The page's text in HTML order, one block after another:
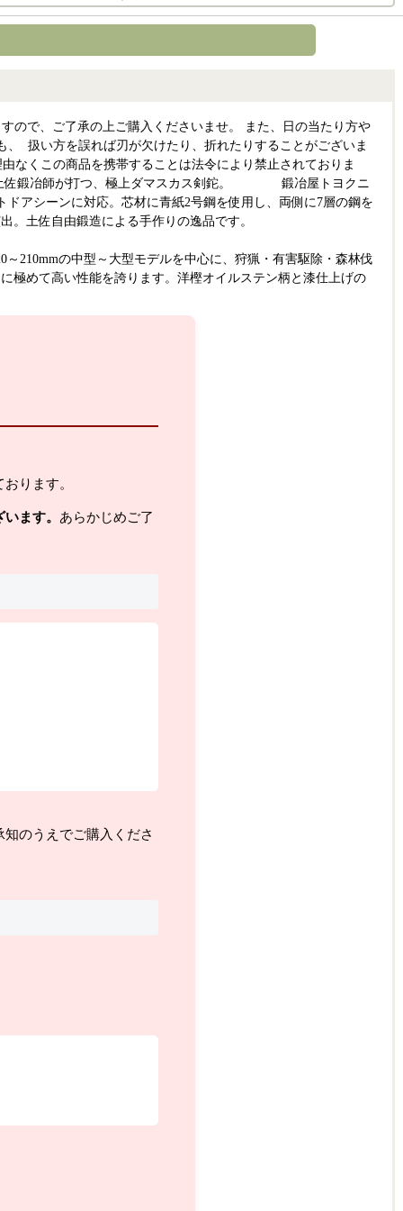
ので、ご了承の上ご購入くださいませ。 また、日の当たり方や
扱い方を誤れば刃が欠けたり、折れたりすることがございま
なくこの商品を携帯することは法令により禁止されておりま
土佐鍛冶師が打つ、極上ダマスカス剣鉈。 鍛冶屋トヨクニ
アシーンに対応。芯材に青紙2号鋼を使用し、両側に7層の鋼を
。土佐自由鍛造による手作りの逸品です。
の中型～大型モデルを中心に、狩猟・有害駆除・森林伐
極めて高い性能を誇ります。洋樫オイルステン柄と漆仕上げの
ります。
ます。 あらかじめご了
のうえでご購入くださ